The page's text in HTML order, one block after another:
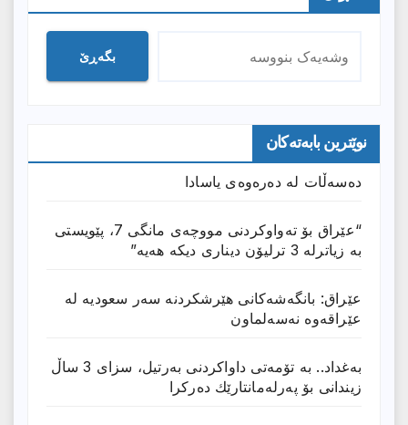
بگەڕێ
نوێترین بابەتەکان
دەسەڵات لە دەرەوەی یاسادا
“عێراق بۆ تەواوکردنی مووچەی مانگى 7، پێویستی
بە زیاترلە 3 ترلیۆن دیناری دیکە هەیە”
عێراق: بانگەشەكانی هێرشكردنە سەر سعودیە لە
عێراقەوە نەسەلماون
بەغداد.. بە تۆمەتی داواكردنی بەرتیل، سزای 3 ساڵ
زیندانی بۆ پەرلەمانتارێك دەركرا